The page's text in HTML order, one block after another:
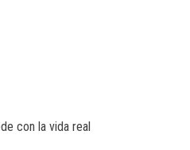
con la vida real